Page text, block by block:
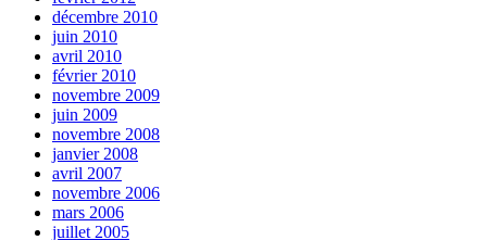
décembre 2010
juin 2010
avril 2010
février 2010
novembre 2009
juin 2009
novembre 2008
janvier 2008
avril 2007
novembre 2006
mars 2006
juillet 2005